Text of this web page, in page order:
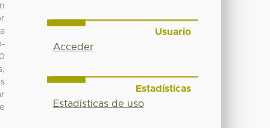
Usuario
Acceder
Estadísticas
Estadísticas de uso